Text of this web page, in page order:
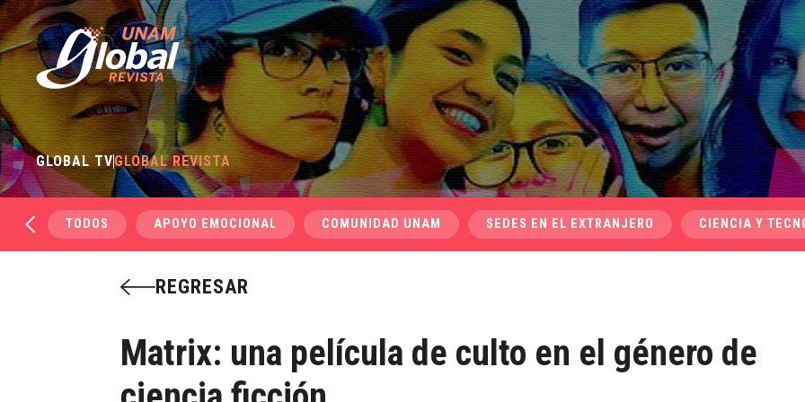
GLOBAL TVGLOBAL REVISTA
TODOS APOYO EMOCIONAL COMUNIDAD UNAM SEDES EN EL EXTRANJERO CIENCIA Y
REGRESAR
Matrix: una película de culto en el género de